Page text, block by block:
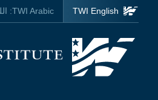
Skip to main content
Homepage
TWI English
TWI Arabic: